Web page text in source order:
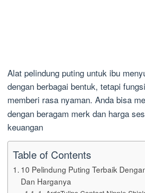
Alat pelindung puting untuk ibu
dengan berbagai bentuk, tetapi
memberi rasa nyaman. Anda bisa
dengan beragam merk dan harga
keuangan
Table of Contents
10 Pelindung Puting Terbaik
Dan Harganya